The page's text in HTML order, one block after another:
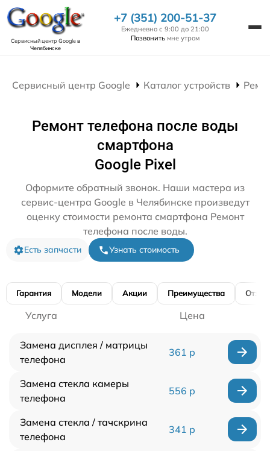
Сервисный центр Googleв
Челябинске
+7 (351) 200-51-37
Ежедневно с 9:00 до 21:00
Позвонить мне утром
Сервисный центр Google Каталог устройств
Ремонт телефона после воды
смартфона
Google Pixel
Оформите обратный звонок. Наши мастера из
сервис-центра Google в Челябинске произведут
оценку стоимости ремонта смартфона Ремонт
телефона после воды.
Есть запчасти Узнать стоимость
Гарантия Модели Акции Преимущества
Услуга Цена
Замена дисплея / матрицы
телефона
361 р
Замена стекла камеры
телефона
556 р
Замена стекла / тачскрина
телефона
341 р